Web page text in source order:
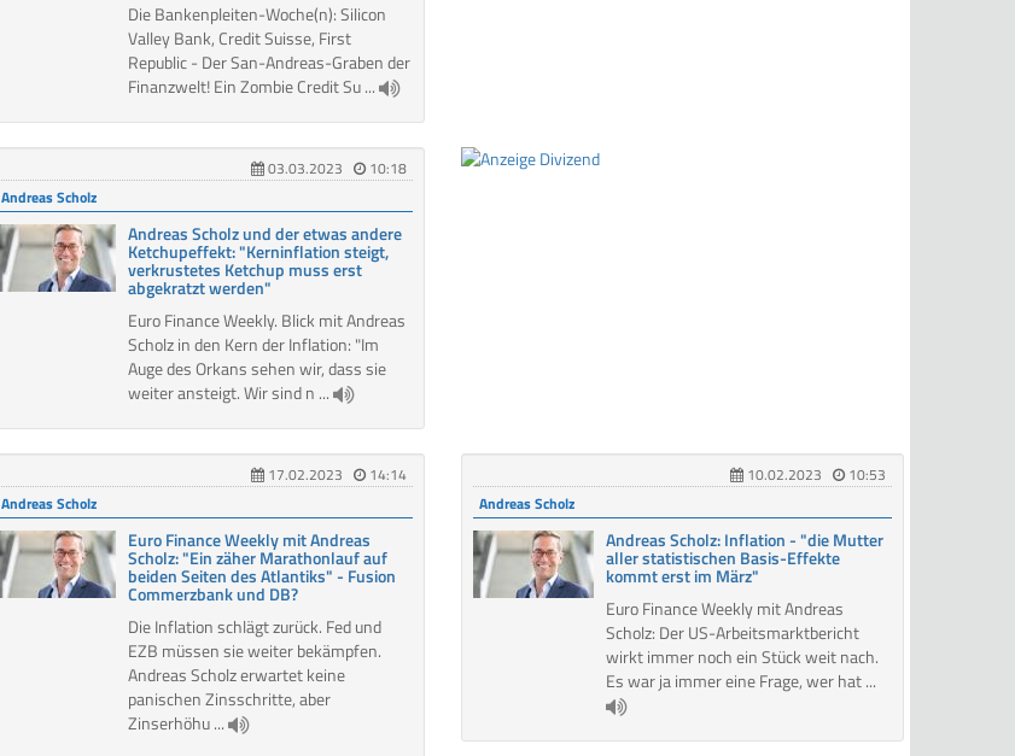
Die Bankenpleiten-Woche(n): Silicon
Valley Bank, Credit Suisse, First
Republic - Der San-Andreas-Graben der
Finanzwelt! Ein Zombie Credit Su ...
03.03.2023
10:18
Andreas Scholz
Andreas Scholz und der etwas andere
Ketchupeffekt: "Kerninflation steigt,
verkrustetes Ketchup muss erst
abgekratzt werden"
Euro Finance Weekly. Blick mit Andreas
Scholz in den Kern der Inflation: "Im
Auge des Orkans sehen wir, dass sie
weiter ansteigt. Wir sind n ...
17.02.2023
14:14
Andreas Scholz
Euro Finance Weekly mit Andreas
Scholz: "Ein zäher Marathonlauf auf
beiden Seiten des Atlantiks" - Fusion
Commerzbank und DB?
Die Inflation schlägt zurück. Fed und
EZB müssen sie weiter bekämpfen.
Andreas Scholz erwartet keine
panischen Zinsschritte, aber
Zinserhöhu ...
10.02.2023
10:53
Andreas Scholz
Andreas Scholz: Inflation - "die Mutter
aller statistischen Basis-Effekte
kommt erst im März"
Euro Finance Weekly mit Andreas
Scholz: Der US-Arbeitsmarktbericht
wirkt immer noch ein Stück weit nach.
Es war ja immer eine Frage, wer hat ...